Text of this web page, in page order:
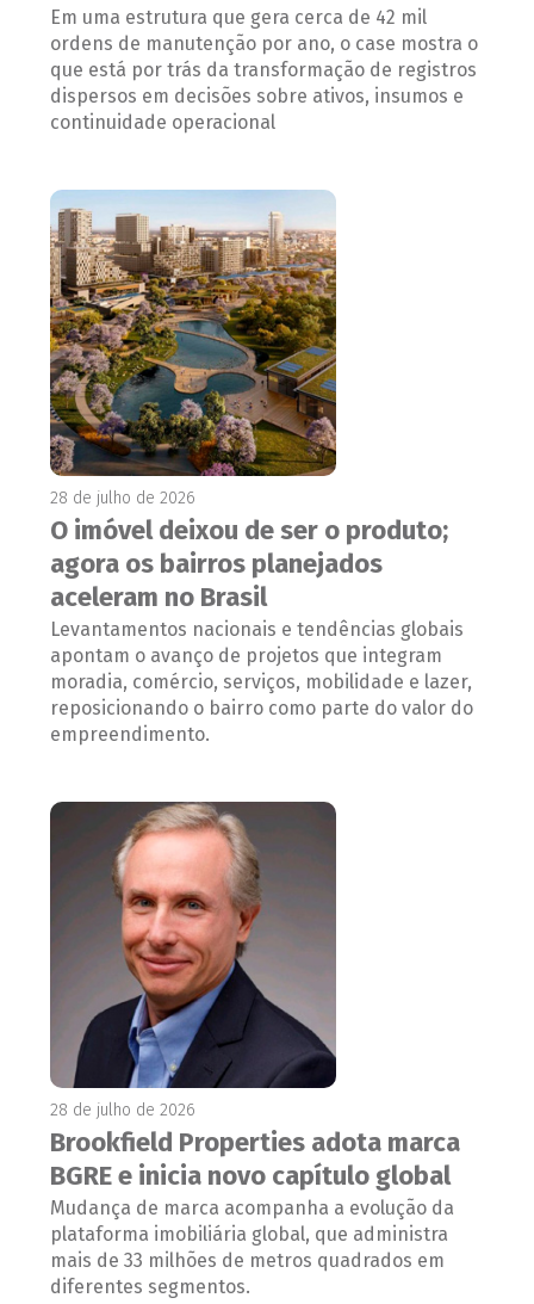
Em uma estrutura que gera cerca de 42 mil
ordens de manutenção por ano, o case mostra o
que está por trás da transformação de registros
dispersos em decisões sobre ativos, insumos e
continuidade operacional
28 de julho de 2026
O imóvel deixou de ser o produto;
agora os bairros planejados
aceleram no Brasil
Levantamentos nacionais e tendências globais
apontam o avanço de projetos que integram
moradia, comércio, serviços, mobilidade e lazer,
reposicionando o bairro como parte do valor do
empreendimento.
28 de julho de 2026
Brookfield Properties adota marca
BGRE e inicia novo capítulo global
Mudança de marca acompanha a evolução da
plataforma imobiliária global, que administra
mais de 33 milhões de metros quadrados em
diferentes segmentos.